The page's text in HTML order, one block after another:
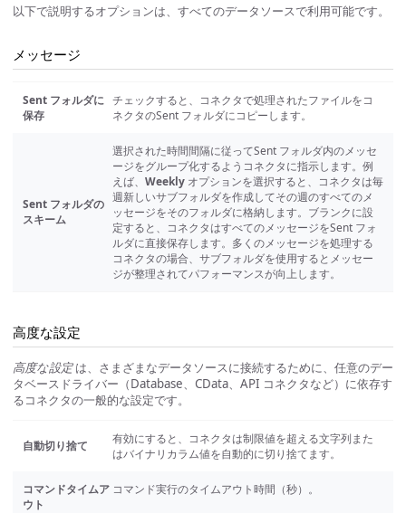
以下で説明するオプションは、すべてのデータソースで利用可能です。
メッセージ
Sent フォルダに
保存
チェックすると、コネクタで処理されたファイルをコ
ネクタのSent フォルダにコピーします。
Sent フォルダの
スキーム
選択された時間間隔に従ってSent フォルダ内のメッセ
ージをグループ化するようコネクタに指示します。例
えば、 Weekly オプションを選択すると、コネクタは毎
週新しいサブフォルダを作成してその週のすべてのメ
ッセージをそのフォルダに格納します。ブランクに設
定すると、コネクタはすべてのメッセージをSent フォ
ルダに直接保存します。多くのメッセージを処理する
コネクタの場合、サブフォルダを使用するとメッセー
ジが整理されてパフォーマンスが向上します。
高度な設定
高度な設定は、さまざまなデータソースに接続するために、任意のデー
タベースドライバー（Database、CData、API コネクタなど）に依存す
るコネクタの一般的な設定です。
自動切り捨て
有効にすると、コネクタは制限値を超える文字列また
はバイナリカラム値を自動的に切り捨てます。
コマンドタイムア
ウト
コマンド実行のタイムアウト時間（秒）。